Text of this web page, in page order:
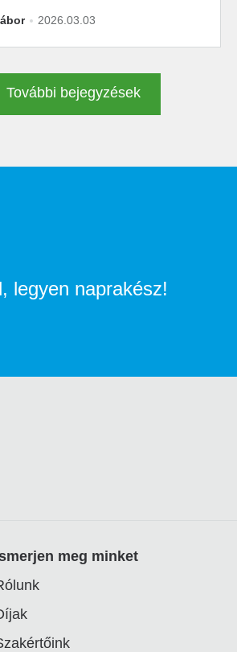
2026.03.03
További bejegyzések
legyen naprakész!
meg minket